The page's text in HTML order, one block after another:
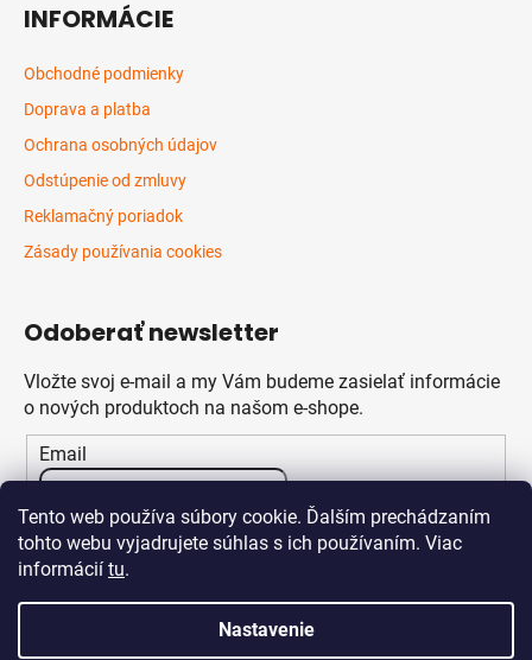
Tento web používa súbory cookie. Ďalším prechádzaním
tohto webu vyjadrujete súhlas s ich používaním. Viac
informácií tu.
Nastavenie
INFORMÁCIE
Obchodné podmienky
Doprava a platba
Ochrana osobných údajov
Odstúpenie od zmluvy
Reklamačný poriadok
Zásady používania cookies
Odoberať newsletter
Vložte svoj e-mail a my Vám budeme zasielať informácie
o nových produktoch na našom e-shope.
Email
Vložením e-mailu súhlasíte spodmienkami ochrany
osobných údajov
PRIHLÁSIŤ SA